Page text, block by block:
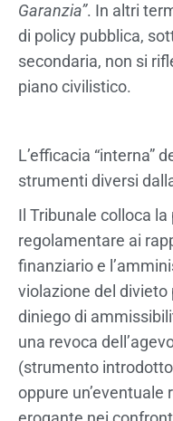
Garanzia”. In altri
di policy pubblica,
secondaria, non si
piano civilistico.
L’efficacia “interna”
strumenti diversi
Il Tribunale colloca
regolamentare ai
finanziario e
violazione del
diniego di
una revoca
(strumento
oppure un’eventuale